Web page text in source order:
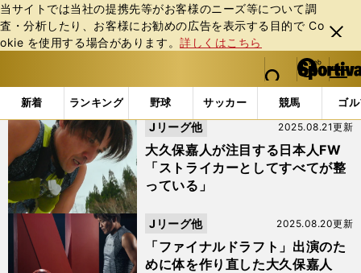
当サイトでは当社の提携先等がお客様のニーズ等について調
査・分析したり、お客様にお勧めの広告を表⽰する⽬的で Co
okie を使⽤する場合があります。詳しくはこちら
閉じ
る
web Sportiva (webスポルティーバ)
検索
マイペ
ー
ジ
メニュ
新着 ランキング 野球 サッカー 競馬 ゴ
b
ス
ポ
テ
ィ
ー
バ
「FC東京」の検索結果 (4ページ目)
大久保嘉人が注目する日本人FW
「ストライカーとしてすべてが整
っている」
2025.08.21更新
Jリーグ他
「ファイナルドラフト」出演のた
めに体を作り直した大久保嘉人
2025.08.20更新
Jリーグ他